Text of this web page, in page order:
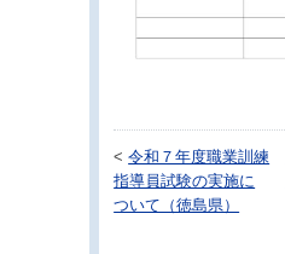
<令和７年度職業訓練
指導員試験の実施に
ついて（徳島県）